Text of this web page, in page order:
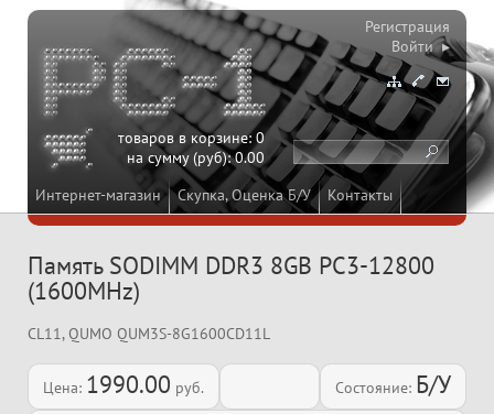
Интернет-магазин Скупка, Оценка Б/У Контакты
товаров в корзине:0
на сумму (руб):0.00
Регистрация
Войти ▸
Память SODIMM DDR3 8GB PC3-12800
(1600MHz)
CL11, QUMO QUM3S-8G1600CD11L
Цена: 1990.00 руб. Состояние: Б/У